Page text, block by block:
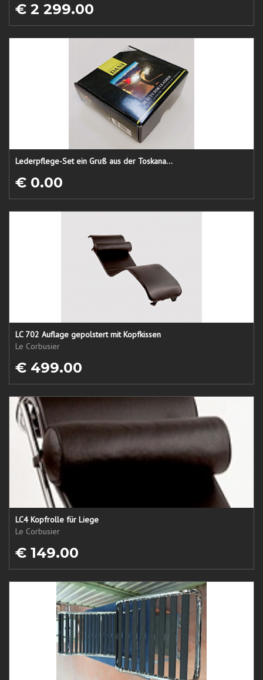
€ 2 299.00
Lederpflege-Set ein Gruß aus der Toskana...
€ 0.00
LC 702 Auflage gepolstert mit Kopfkissen
Le Corbusier
€ 499.00
LC4 Kopfrolle für Liege
Le Corbusier
€ 149.00